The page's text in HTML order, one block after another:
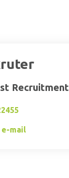
Recruitment
mail